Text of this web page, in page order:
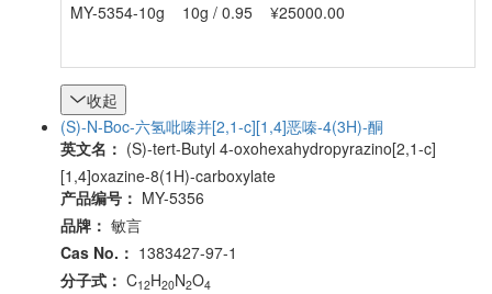
MY-5354-10g 10g / 0.95 ¥25000.00
收起
(S)-N-Boc-六氢吡嗪并[2,1-c][1,4]恶嗪-4(3H)-酮
英文名： (S)-tert-Butyl 4-oxohexahydropyrazino[2,1-c]
[1,4]oxazine-8(1H)-carboxylate
产品编号： MY-5356
品牌： 敏言
Cas No.： 1383427-97-1
分子式： C12H20N2O4